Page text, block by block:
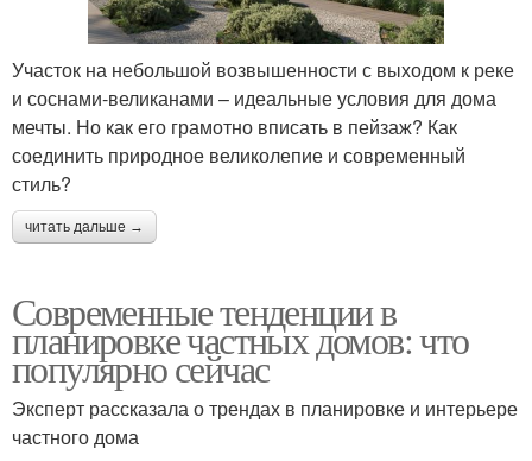
Участок на небольшой возвышенности с выходом к реке
и соснами-великанами – идеальные условия для дома
мечты. Но как его грамотно вписать в пейзаж? Как
соединить природное великолепие и современный
стиль?
читать дальше →
Современные тенденции в
планировке частных домов: что
популярно сейчас
Эксперт рассказала о трендах в планировке и интерьере
частного дома